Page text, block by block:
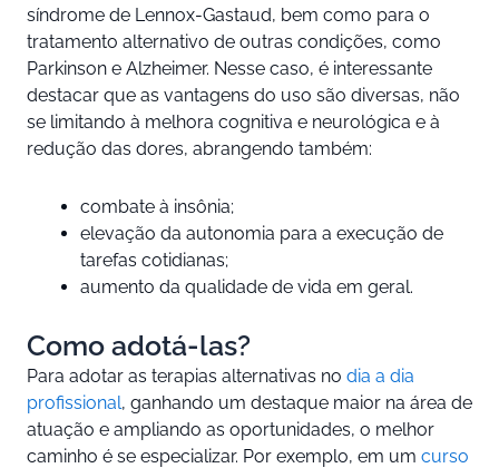
síndrome de Lennox-Gastaud, bem como para o
tratamento alternativo de outras condições, como
Parkinson e Alzheimer. Nesse caso, é interessante
destacar que as vantagens do uso são diversas, não
se limitando à melhora cognitiva e neurológica e à
redução das dores, abrangendo também:
combate à insônia;
elevação da autonomia para a execução de
tarefas cotidianas;
aumento da qualidade de vida em geral.
Como adotá-las?
Para adotar as terapias alternativas no dia a dia
profissional, ganhando um destaque maior na área de
atuação e ampliando as oportunidades, o melhor
caminho é se especializar. Por exemplo, em um curso